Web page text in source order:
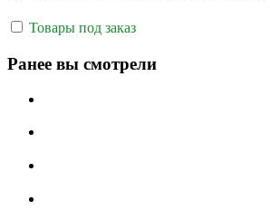
Товары под заказ
Ранее вы смотрели